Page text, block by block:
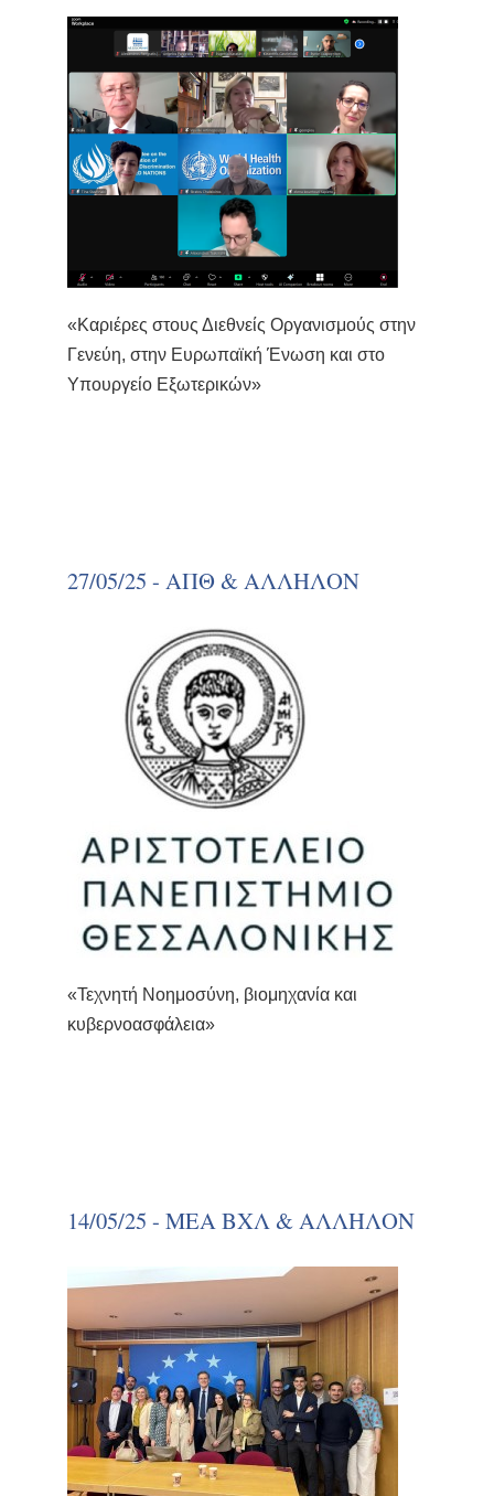
«Καριέρες στους Διεθνείς Οργανισμούς στην
Γενεύη, στην Ευρωπαϊκή Ένωση και στο
Υπουργείο Εξωτερικών»
27/05/25 - ΑΠΘ & ΑΛΛΗΛΟΝ
«Τεχνητή Νοημοσύνη, βιομηχανία και
κυβερνοασφάλεια»
14/05/25 - ΜΕΑ ΒΧΛ & ΑΛΛΗΛΟΝ